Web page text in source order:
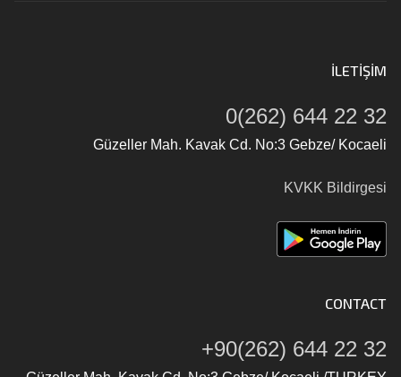
İLETIŞIM
0(262) 644 22 32
Güzeller Mah. Kavak Cd. No:3 Gebze/ Kocaeli
KVKK Bildirgesi
CONTACT
+90(262) 644 22 32